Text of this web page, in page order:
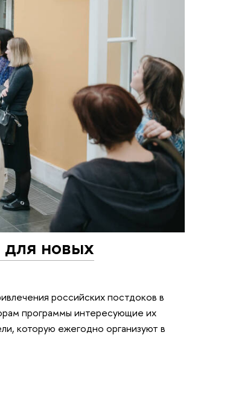
новых
российских постдоков в
программы интересующие их
которую ежегодно организуют в